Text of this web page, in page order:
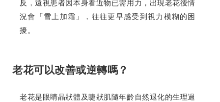
況會「雪上加霜」，往往更早感受到視力模糊的困
擾。
老花可以改善或逆轉嗎？
老花是眼睛晶狀體及睫狀肌隨年齡自然退化的生理過